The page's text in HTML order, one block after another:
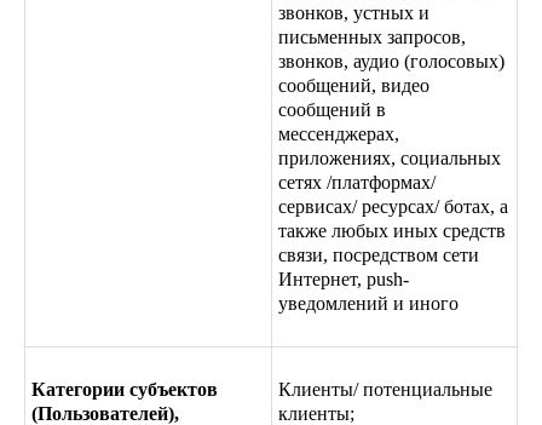
звонков, устных и
письменных запросов,
звонков, аудио (голосовых)
сообщений, видео
сообщений в
мессенджерах,
приложениях, социальных
сетях /платформах/
сервисах/ ресурсах/ ботах, а
также любых иных средств
связи, посредством сети
Интернет, push-
уведомлений и иного
Категории субъектов
(Пользователей),
Клиенты/ потенциальные
клиенты;